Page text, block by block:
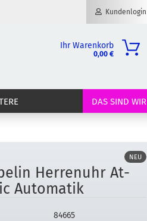
Kundenlogin
Ihr Warenkorb
0,00 €
DAS SIND WIR
NEU
Her­ren­uhr At­
Au­to­ma­tik
84665